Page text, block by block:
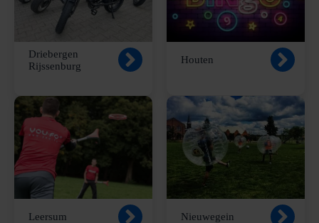
Driebergen
Rijssenburg
Houten
Leersum Nieuwegein